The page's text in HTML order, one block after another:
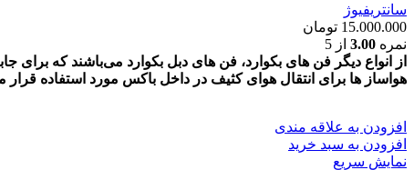
سانتریفیوژ
15.000.000 تومان
نمره 3.00 از 5
از انواع دیگر فن های بکوارد، فن های دبل بکوارد می‌باشند که برای
هواساز ها برای انتقال هوای کثیف در داخل باکس مورد استفاده قرار
افزودن به علاقه مندی
افزودن به سبد خرید
نمایش سریع